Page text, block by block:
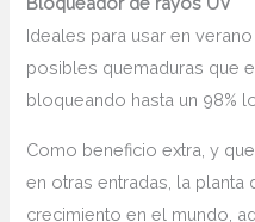
Ideales para usar en
posibles quemaduras que
bloqueando hasta un 98%
Como beneficio extra, y
en otras entradas, la
crecimiento en el mundo,